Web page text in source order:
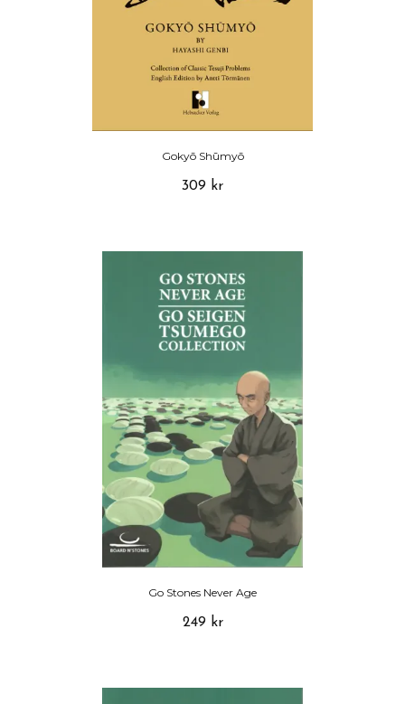
Gokyō Shūmyō
309 kr
Go Stones Never Age
249 kr